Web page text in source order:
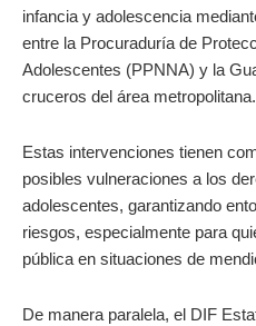
infancia y adolescencia
entre la Procuraduría de
Adolescentes (PPNNA) y la
cruceros del área metropolitana.
Estas intervenciones tienen
posibles vulneraciones a los
adolescentes, garantizando
riesgos, especialmente para
pública en situaciones de
De manera paralela, el DIF